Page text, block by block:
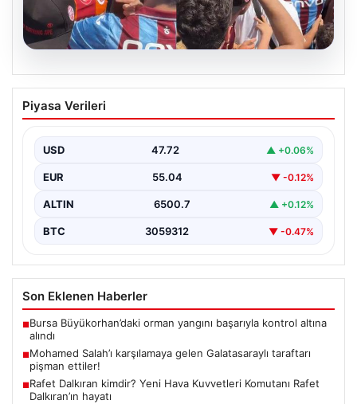
05.08.2026
Mohamed Salah’ı karşılamaya gelen
Galatasaraylı taraftarı pişman ettiler!
Piyasa Verileri
USD 47.72 ▲ +0.06%
EUR 55.04 ▼ -0.12%
ALTIN 6500.7 ▲ +0.12%
BTC 3059312 ▼ -0.47%
Son Eklenen Haberler
■Bursa Büyükorhan’daki orman yangını başarıyla kontrol altına
alındı
■Mohamed Salah’ı karşılamaya gelen Galatasaraylı taraftarı
pişman ettiler!
■Rafet Dalkıran kimdir? Yeni Hava Kuvvetleri Komutanı Rafet
Dalkıran’ın hayatı